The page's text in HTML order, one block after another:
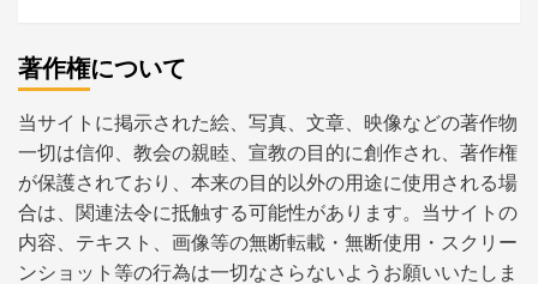
著作権について
当サイトに掲示された絵、写真、文章、映像などの著作物
一切は信仰、教会の親睦、宣教の目的に創作され、著作権
が保護されており、本来の目的以外の用途に使用される場
合は、関連法令に抵触する可能性があります。当サイトの
内容、テキスト、画像等の無断転載・無断使用・スクリー
ンショット等の行為は一切なさらないようお願いいたしま